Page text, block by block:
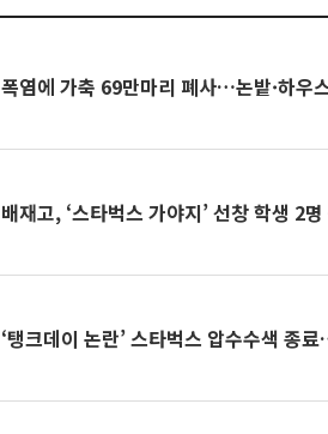
폭염에 가축 69만마리 폐사…논밭·하우
배재고, ‘스타벅스 가야지’ 선창 학생 2
‘탱크데이 논란’ 스타벅스 압수수색 종